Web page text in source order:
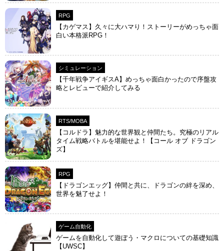
RPG
【カゲマス】久々に大ハマり！ストーリーがめっちゃ面
白い本格派RPG！
シミュレーション
【千年戦争アイギスA】めっちゃ面白かったので序盤攻
略とレビューで紹介してみる
RTS/MOBA
【コルドラ】魅力的な世界観と仲間たち。究極のリアル
タイム戦略バトルを堪能せよ！【コール オブ ドラゴン
ズ】
RPG
【ドラゴンエッグ】仲間と共に、ドラゴンの絆を深め、
世界を魅了せよ！
ゲーム自動化
ゲームを自動化して遊ぼう・マクロについての基礎知識
【UWSC】